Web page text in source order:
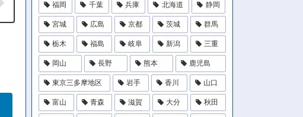
福岡 千葉 兵庫 北海道 静岡
宮城 広島 京都 茨城 群馬
栃木 福島 岐阜 新潟 三重
岡山 長野 熊本 鹿児島
東京三多摩地区 岩手 香川 山口
富山 青森 滋賀 大分 秋田